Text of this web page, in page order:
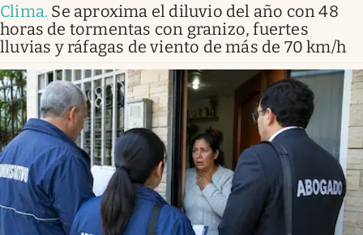
Clima. Se aproxima el diluvio del año con 48
horas de tormentas con granizo, fuertes
lluvias y ráfagas de viento de más de 70 km/h